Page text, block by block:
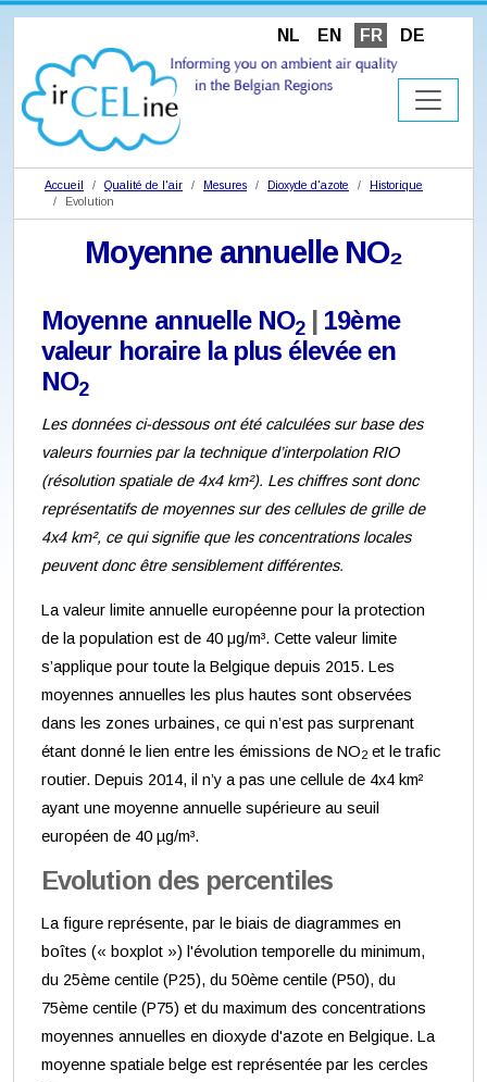
NL EN FR DE
Accueil Qualité de l'air Mesures Dioxyde d'azote
Historique
Evolution
Moyenne annuelle NO₂
Moyenne annuelle NO2| 19ème
valeur horaire la plus élevée en
NO2
Les données ci-dessous ont été calculées sur base des
valeurs fournies par la technique d’interpolation RIO
(résolution spatiale de 4x4 km²). Les chiffres sont donc
représentatifs de moyennes sur des cellules de grille de
4x4 km², ce qui signifie que les concentrations locales
peuvent donc être sensiblement différentes.
La valeur limite annuelle européenne pour la protection
de la population est de 40 μg/m³. Cette valeur limite
s’applique pour toute la Belgique depuis 2015. Les
moyennes annuelles les plus hautes sont observées
dans les zones urbaines, ce qui n’est pas surprenant
étant donné le lien entre les émissions de NO2 et le trafic
routier. Depuis 2014, il n’y a pas une cellule de 4x4 km²
ayant une moyenne annuelle supérieure au seuil
européen de 40 µg/m³.
Evolution des percentiles
La figure représente, par le biais de diagrammes en
boîtes (« boxplot ») l'évolution temporelle du minimum,
du 25ème centile (P25), du 50ème centile (P50), du
75ème centile (P75) et du maximum des concentrations
moyennes annuelles en dioxyde d'azote en Belgique. La
moyenne spatiale belge est représentée par les cercles